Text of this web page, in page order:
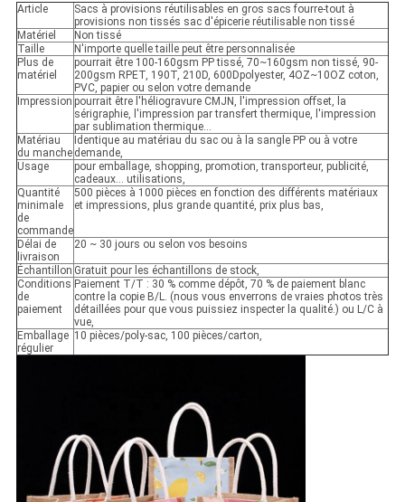
Article
Sacs à provisions réutilisables en gros sacs fourre-tout à
provisions non tissés sac d'épicerie réutilisable non tissé
Matériel
Non tissé
Taille
N'importe quelle taille peut être personnalisée
Plus de
matériel
pourrait être 100-160gsm PP tissé, 70~160gsm non tissé, 90-
200gsm RPET, 190T, 210D, 600Dpolyester, 4OZ~10OZ coton,
PVC, papier ou selon votre demande
Impression pourrait être l'héliogravure CMJN, l'impression offset, la
sérigraphie, l'impression par transfert thermique, l'impression
par sublimation thermique...
Matériau
du manche
Identique au matériau du sac ou à la sangle PP ou à votre
demande,
Usage
pour emballage, shopping, promotion, transporteur, publicité,
cadeaux... utilisations,
Quantité
minimale
de
commande
500 pièces à 1000 pièces en fonction des différents matériaux
et impressions, plus grande quantité, prix plus bas,
Délai de
livraison
20 ~ 30 jours ou selon vos besoins
Échantillon Gratuit pour les échantillons de stock,
Conditions
de
paiement
Paiement T/T : 30 % comme dépôt, 70 % de paiement blanc
contre la copie B/L. (nous vous enverrons de vraies photos très
détaillées pour que vous puissiez inspecter la qualité.) ou L/C à
vue,
Emballage
régulier
10 pièces/poly-sac, 100 pièces/carton,